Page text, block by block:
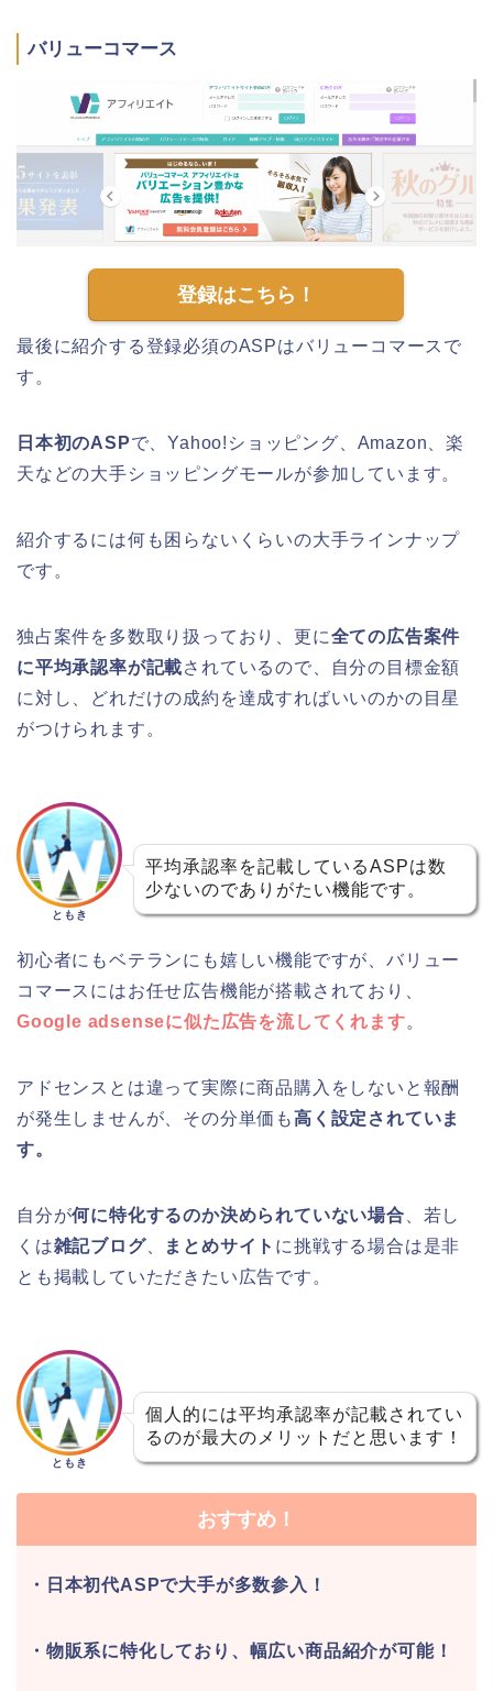
バリューコマース
登録はこちら！
最後に紹介する登録必須のASPはバリューコマースで
す。
日本初のASPで、Yahoo!ショッピング、Amazon、楽
天などの大手ショッピングモールが参加しています。
紹介するには何も困らないくらいの大手ラインナップ
です。
独占案件を多数取り扱っており、更に全ての広告案件
に平均承認率が記載されているので、自分の目標金額
に対し、どれだけの成約を達成すればいいのかの目星
がつけられます。
ともき
平均承認率を記載しているASPは数
少ないのでありがたい機能です。
初心者にもベテランにも嬉しい機能ですが、バリュー
コマースにはお任せ広告機能が搭載されており、
Google adsenseに似た広告を流してくれます。
アドセンスとは違って実際に商品購入をしないと報酬
が発生しませんが、その分単価も高く設定されていま
す。
自分が何に特化するのか決められていない場合 、若し
くは雑記ブログ、 まとめサイト に挑戦する場合は是非
とも掲載していただきたい広告です。
ともき
個人的には平均承認率が記載されてい
るのが最大のメリットだと思います！
おすすめ！
・日本初代ASPで大手が多数参入！
・物販系に特化しており、幅広い商品紹介が可能！